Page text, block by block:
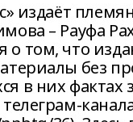
издаёт
– Рауфа
том, что
без
в них фактах